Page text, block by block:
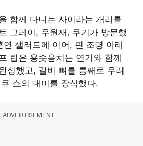
함께 다니는 사이라는 개리를
그레이, 우원재, 쿠기가 방문했
샐러드에 이어, 핀 조명 아래
립은 용솟음치는 연기와 함께
성했고, 갈비 뼈를 통째로 우려
쇼의 대미를 장식했다.
ADVERTISEMENT